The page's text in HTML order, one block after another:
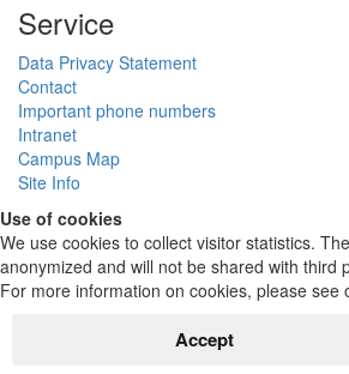
Service
Data Privacy Statement
Contact
Important phone numbers
Intranet
Campus Map
Site Info
Use of cookies
We use cookies to collect visitor statistics.
anonymized and will not be shared with third
For more information on cookies, please see
Accept